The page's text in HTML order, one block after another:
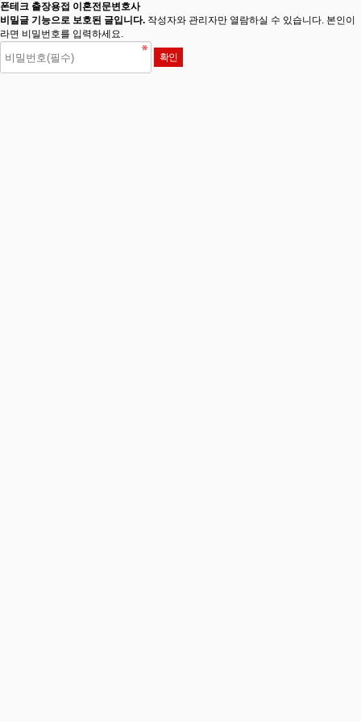
폰테크 출장용접 이혼전문변호사
비밀글 기능으로 보호된 글입니다. 작성자와 관리자만 열람하실 수 있습니다. 본인이
라면 비밀번호를 입력하세요.